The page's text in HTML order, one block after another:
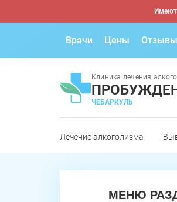
Врачи Цены Отзывы
Клиника лечения
ЧЕБАРКУЛЬ
Лечение алкоголизма
МЕНЮ